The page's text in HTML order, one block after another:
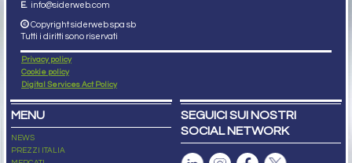
E. info@siderweb.com
Copyright siderweb spa sb
Tutti i diritti sono riservati
Privacy policy
Cookie policy
Digital Services Act Policy
MENU
NEWS
PREZZI ITALIA
SEGUICI SUI NOSTRI
SOCIAL NETWORK